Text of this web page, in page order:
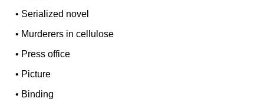
• Serialized novel
• Murderers in cellulose
• Press office
• Picture
• Binding